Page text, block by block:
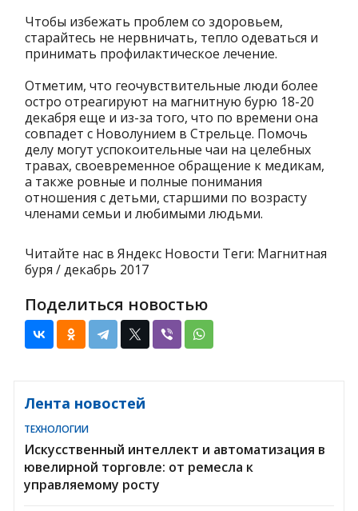
Чтобы избежать проблем со здоровьем,
старайтесь не нервничать, тепло одеваться и
принимать профилактическое лечение.
Отметим, что геочувствительные люди более
остро отреагируют на магнитную бурю 18-20
декабря еще и из-за того, что по времени она
совпадет с Новолунием в Стрельце. Помочь
делу могут успокоительные чаи на целебных
травах, своевременное обращение к медикам,
а также ровные и полные понимания
отношения с детьми, старшими по возрасту
членами семьи и любимыми людьми.
Читайте нас в Яндекс Новости Теги: Магнитная
буря / декабрь 2017
Поделиться новостью
Лента новостей
ТЕХНОЛОГИИ
Искусственный интеллект и автоматизация в
ювелирной торговле: от ремесла к
управляемому росту